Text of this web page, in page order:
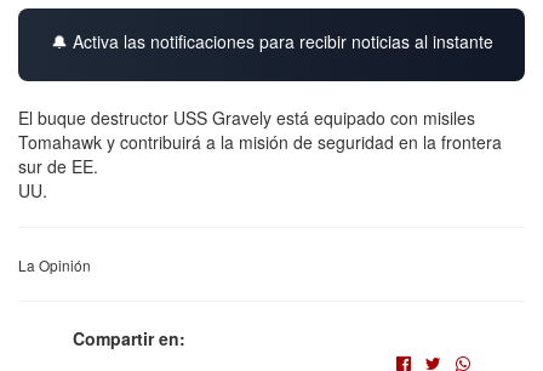
🔔 Activa las notificaciones para recibir noticias al instante
El buque destructor USS Gravely está equipado con misiles
Tomahawk y contribuirá a la misión de seguridad en la frontera
sur de EE.
UU.
La Opinión
Compartir en: